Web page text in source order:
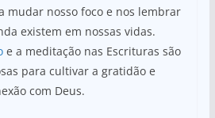
mudar nosso foco e nos lembrar
existem em nossas vidas.
e a meditação nas Escrituras são
para cultivar a gratidão e
com Deus.